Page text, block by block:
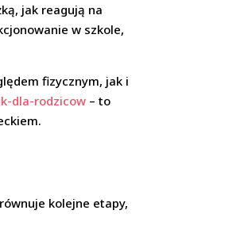
jak reagują na
w szkole,
fizycznym, jak i
dla-rodzicow – to
kolejne etapy,